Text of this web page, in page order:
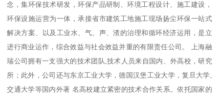
念，集环保技术研发，环保产品研制、环境工程设计、施工建设，
环保设施运营为一体，承接省市建筑工地施工现场扬尘环保一站式
解决方案、以及工业水、气、声、渣的治理和循环经济运用，是立
进行商业运作，综合效益与社会效益并重的有限责任公司。 上海融
瑞公司拥有一支强大的技术团队,技术人员来自国内、外高校，研究
所；此外，公司还与东京工业大学，德国汉堡工业大学，复旦大学,
交通大学等国内外著 名高校建立紧密的技术合作关系。依托国家的